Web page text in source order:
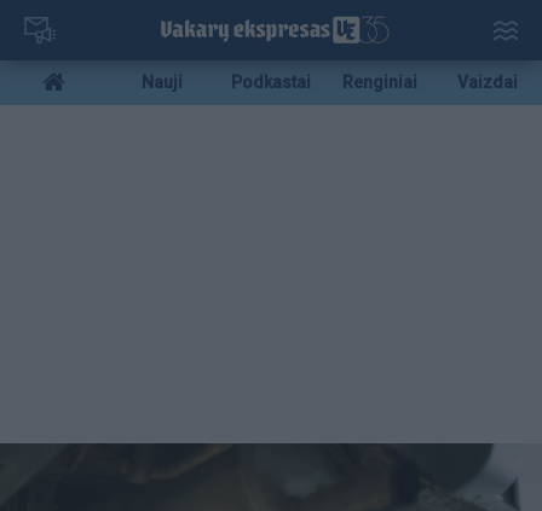
Pereiti
pagrindinį
turinį
Mobile
menu
Nauji Podkastai Renginiai Vaizdai